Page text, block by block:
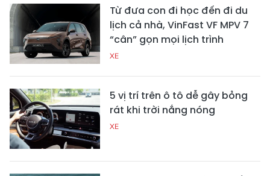
Từ đưa con đi học đến đi du
lịch cả nhà, VinFast VF MPV 7
“cân” gọn mọi lịch trình
XE
5 vị trí trên ô tô dễ gây bỏng
rát khi trời nắng nóng
XE